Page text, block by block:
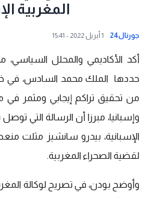
المغربية
جورنال24 1 أبريل 2022 - 15:41
أكد الأكاديمي والمحلل
حددها
الملك محمد السادس
من تحقيق تراكم إيجابي ومثمر في
وإسبانيا، مبرزا أن الرسالة التي
الإسبانية، بيدرو سانشيز مثلت
لقضية الصحراء المغربية.
وأوضح بودن، في تصريح لوكالة المغرب